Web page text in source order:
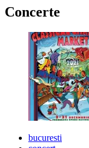
Concerte
bucuresti